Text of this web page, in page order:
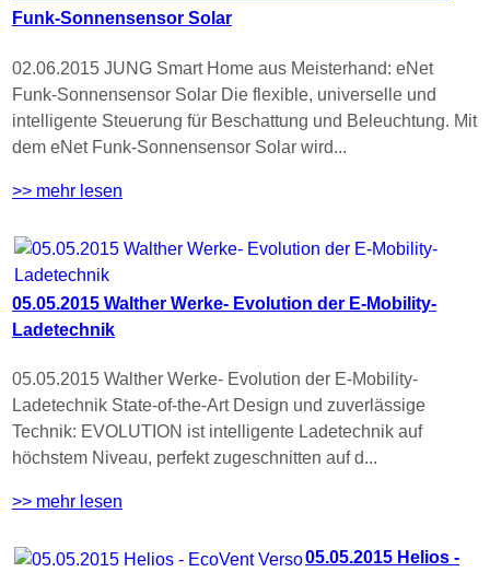
Funk-Sonnensensor Solar
02.06.2015 JUNG Smart Home aus Meisterhand: eNet
Funk-Sonnensensor Solar Die flexible, universelle und
intelligente Steuerung für Beschattung und Beleuchtung. Mit
dem eNet Funk-Sonnensensor Solar wird...
>> mehr lesen
05.05.2015 Walther Werke- Evolution der E-Mobility-
Ladetechnik
05.05.2015 Walther Werke- Evolution der E-Mobility-
Ladetechnik State-of-the-Art Design und zuverlässige
Technik: EVOLUTION ist intelligente Ladetechnik auf
höchstem Niveau, perfekt zugeschnitten auf d...
>> mehr lesen
05.05.2015 Helios -